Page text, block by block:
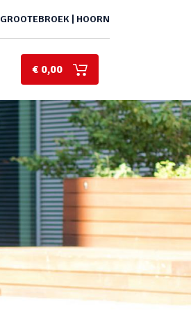
GROOTEBROEK | HOORN
€ 0,00